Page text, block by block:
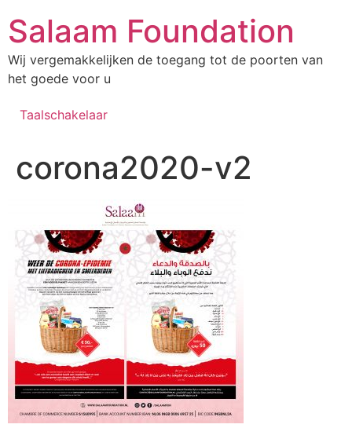
Salaam Foundation
Wij vergemakkelijken de toegang tot de poorten van
het goede voor u
Taalschakelaar
corona2020-v2